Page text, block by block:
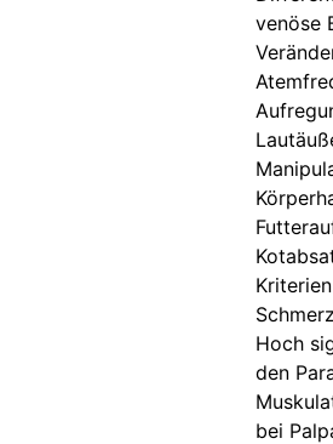
venöse
Hoch
den
bei